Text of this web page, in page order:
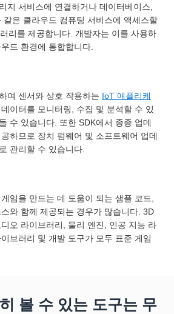
지 서비스에 연결하거나 데이터베이스,
같은 클라우드 컴퓨팅 서비스에 액세스할
리를 제공합니다. 개발자는 이를 사용하
드 환경에 통합합니다.
여 센서와 상호 작용하는 IoT 애플리케
이터를 모니터링, 수집 및 분석할 수 있
수 있습니다. 또한 SDK에서 종종 업데
하므로 장치 펌웨어 및 소프트웨어 업데
관리할 수 있습니다.
임을 만드는 데 도움이 되는 샘플 코드,
와 함께 제공되는 경우가 많습니다. 3D
오 라이브러리, 물리 엔진, 인공 지능 라
브러리 및 개발 도구가 모두 표준 게임
볼 수 있는 도구는 무